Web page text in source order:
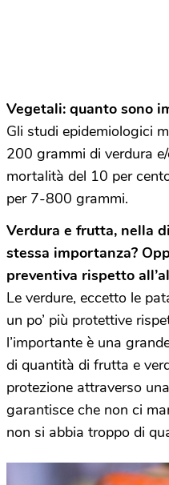
Vegetali: quanto sono
Gli studi epidemiologici
200 grammi di verdura
mortalità del 10 per
per 7-800 grammi.
Verdura e frutta, nella
stessa importanza?
preventiva rispetto
Le verdure, eccetto le
un po’ più protettive
l’importante è una
di quantità di frutta e
protezione attraverso
garantisce che non ci
non si abbia troppo di